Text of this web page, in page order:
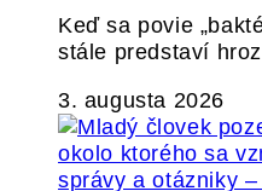
Keď sa povie
stále predstaví
3. augusta 2026